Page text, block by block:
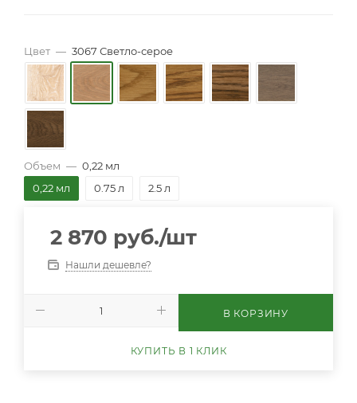
Цвет — 3067 Светло-серое
Объем — 0,22 мл
0,22 мл
0.75 л 2.5 л
2 870 руб./шт
Нашли дешевле?
В КОРЗИНУ
КУПИТЬ В 1 КЛИК